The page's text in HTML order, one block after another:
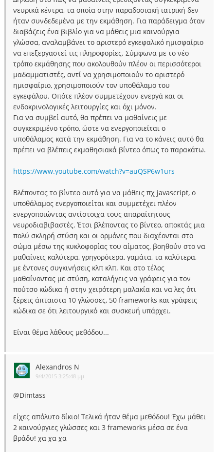
νευρικά κέντρα, τα οποία στην παραδοσιακή ιατρική δεν
ήταν συνδεδεμένα με την εκμάθηση. Για παράδειγμα όταν
διαβάζεις ένα βιβλίο για να μάθεις μια καινούργια
γλώσσα, αναλαμβάνει το αριστερό εγκεφαλικό ημισφαίριο
να επεξεργαστεί τις πληροφορίες. Σύμφωνα με το νέο
τρόπο εκμάθησης που ακολουθούν πλέον οι περισσότεροι
μαδαμματιστές, αντί να χρησιμοποιούν το αριστερό
ημισφαίριο, χρησιμοποιούν τον υποθάλαμο του
εγκεφάλου. Οπότε πλέον συμμετέχουν ενεργά και οι
ενδοκρινολογικές λειτουργίες και όχι μόνον.
Για να συμβεί αυτό, θα πρέπει να μαθαίνεις με
συγκεκριμένο τρόπο, ώστε να ενεργοποιείται ο
υποθάλαμος κατά την εκμάθηση. Για να το κάνεις αυτό θα
πρέπει να βλέπεις εκμαθησιακά βίντεο όπως το παρακάτω.
https://www.youtube.com/watch?v=auQSP6w1urs
Βλέποντας το βίντεο αυτό για να μάθεις πχ javascript, ο
υποθάλαμος ενεργοποιείται και συμμετέχει πλέον
ενεργοποιώντας αντίστοιχα τους απαραίτητους
νευροδιαβιβαστές. Έτσι βλέποντας το βίντεο, αποκτάς μια
πολύ σκληρή στύση και οι ορμόνες που διαχέονται στο
σώμα μέσω της κυκλοφορίας του αίματος, βοηθούν στο να
μαθαίνεις καλύτερα, γρηγορότερα, γαμάτα, τα καλύτερα,
με έντονες συγκινήσεις κλπ κλπ. Και στο τέλος
μαθαίνοντας με στύση, καταλήγεις να γράφεις για τον
πούτσο κώδικα ή στην χειρότερη μαλακία και να λες ότι
ξέρεις άπταιστα 10 γλώσσες, 50 frameworks και γράφεις
κώδικα σε ότι λειτουργικό και συσκευή υπάρχει.
Είναι θέμα λάθους μεθόδου...
Alexandros N
9/4/2015 3:25:48 μμ
@Dimtass
είχες απόλυτο δίκιο! Τελικά ήταν θέμα μεθόδου! Έχω μάθει
2 καινούργιες γλώσσες και 3 frameworks μέσα σε ένα
βράδυ! χα χα χα